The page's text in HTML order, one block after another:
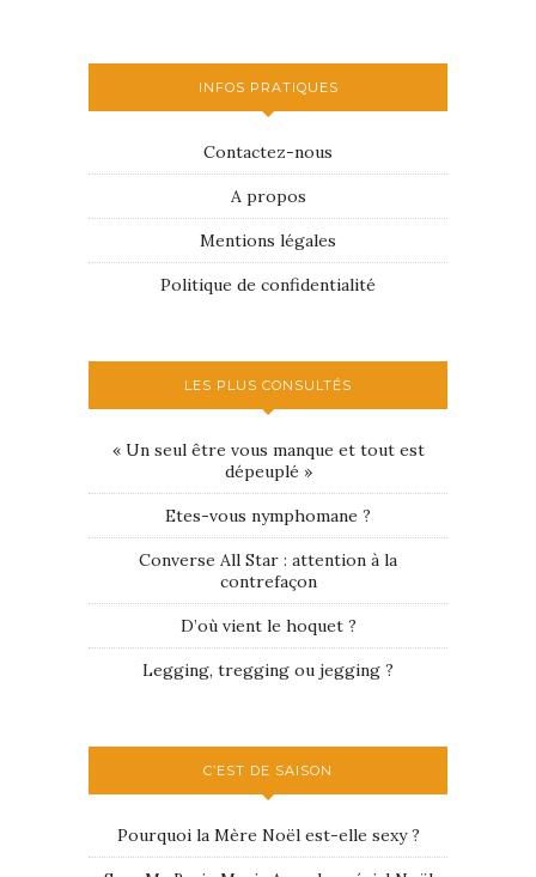
INFOS PRATIQUES
Contactez-nous
A propos
Mentions légales
Politique de confidentialité
LES PLUS CONSULTÉS
« Un seul être vous manque et tout est
dépeuplé »
Etes-vous nymphomane ?
Converse All Star : attention à la
contrefaçon
D’où vient le hoquet ?
Legging, tregging ou jegging ?
C’EST DE SAISON
Pourquoi la Mère Noël est-elle sexy ?